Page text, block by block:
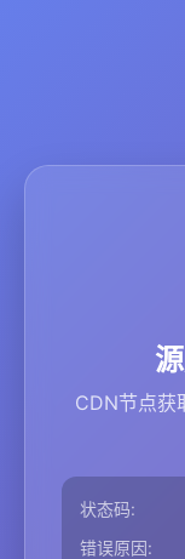
CDN节点获
状态码:
错误原因: